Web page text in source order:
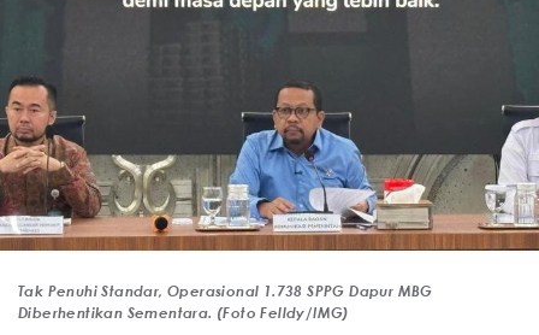
Tak Penuhi Standar, Operasional 1.738 SPPG Dapur MBG
Diberhentikan Sementara. (Foto Felldy/IMG)